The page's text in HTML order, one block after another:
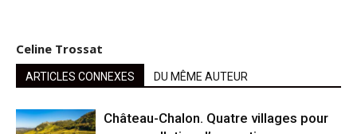
Celine Trossat
ARTICLES CONNEXES DU MÊME AUTEUR
Château-Chalon. Quatre villages pour